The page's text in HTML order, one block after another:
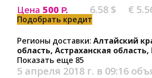
Цена 500 Р. 6.58 $ €
Подобрать кредит
Регионы доставки: Алтайский
область, Астраханская
Показать еще 85
5 апреля 2018 г. в 09:16